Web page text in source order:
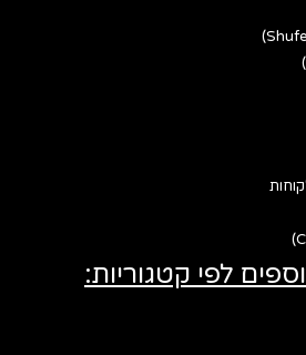
לפי קטגוריות: